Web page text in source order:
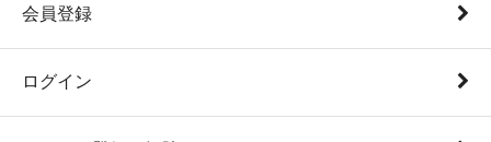
会員登録
ログイン